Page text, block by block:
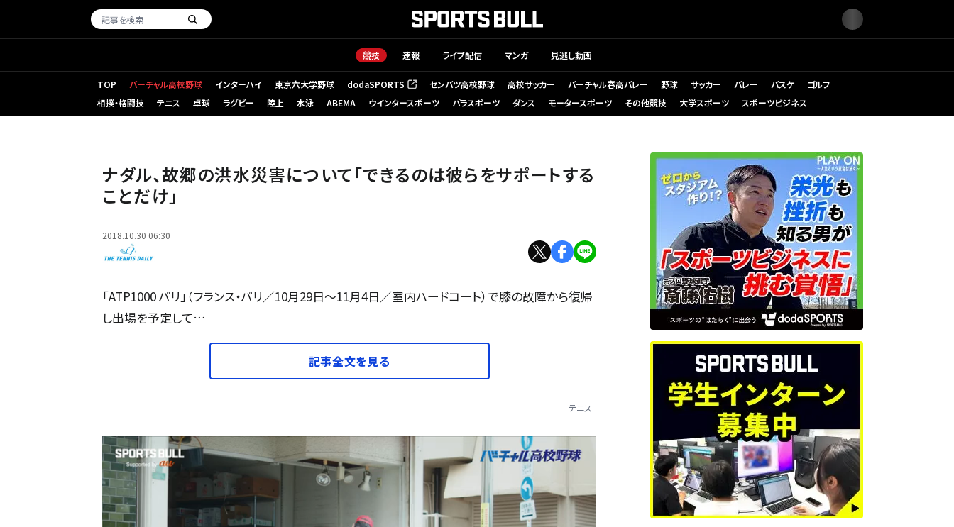
競技 速報 ライブ配信 マンガ 見逃し動画
TOP バーチャル高校野球 インターハイ 東京六大学野球 dodaSPORTS
（新しいタブで開く） センバツ高校野球 高校サッカー バーチャル春高バレー 野球 サッカー バレー バスケ
ゴルフ
相撲・格闘技
テニス 卓球 ラグビー 陸上 水泳 ABEMA ウインタースポーツ パラスポーツ ダンス モータースポーツ その他競技 大学スポーツ スポーツビジネス
ナダル、故郷の洪水災害について「できるのは彼らをサポートする
ことだけ」
2018.10.30 06:30
「ATP1000 パリ」（フランス・パリ／10月29日～11月4日／室内ハードコート）で膝の故障から復帰
し出場を予定して…
記事全文を見る
テニス